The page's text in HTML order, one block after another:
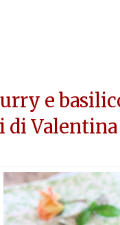
e
di Valentina